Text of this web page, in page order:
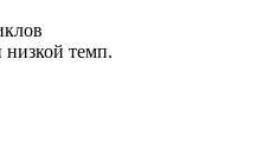
низкой темп.